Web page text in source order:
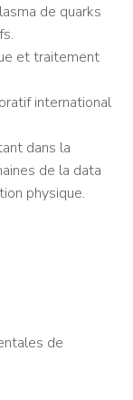
de quarks
et traitement
international
dans la
de la data
physique.
de